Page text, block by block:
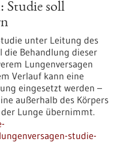
Studie soll
unter Leitung des
Behandlung dieser
Lungenversagen
Verlauf kann eine
eingesetzt werden –
außerhalb des Körpers
Lunge übernimmt.
studie-